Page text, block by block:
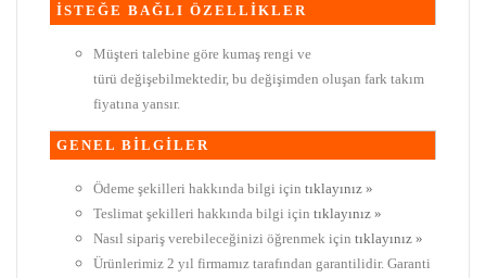
İSTEĞE BAĞLI ÖZELLİKLER
Müşteri talebine göre kumaş rengi ve
türü değişebilmektedir, bu değişimden oluşan fark takım
fiyatına yansır.
GENEL BİLGİLER
Ödeme şekilleri hakkında bilgi için tıklayınız »
Teslimat şekilleri hakkında bilgi için tıklayınız »
Nasıl sipariş verebileceğinizi öğrenmek için tıklayınız »
Ürünlerimiz 2 yıl firmamız tarafından garantilidir. Garanti